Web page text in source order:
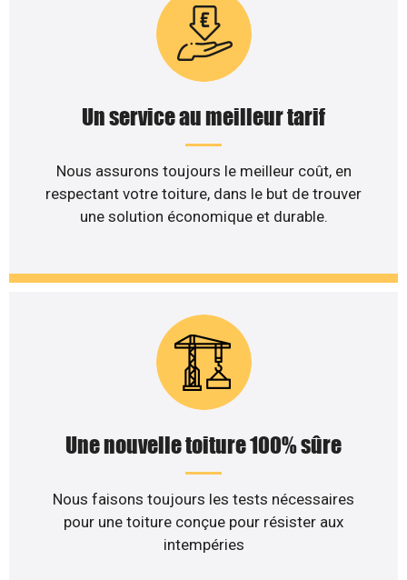
Un service au meilleur tarif
Nous assurons toujours le meilleur coût, en
respectant votre toiture, dans le but de trouver
une solution économique et durable.
Une nouvelle toiture 100% sûre
Nous faisons toujours les tests nécessaires
pour une toiture conçue pour résister aux
intempéries